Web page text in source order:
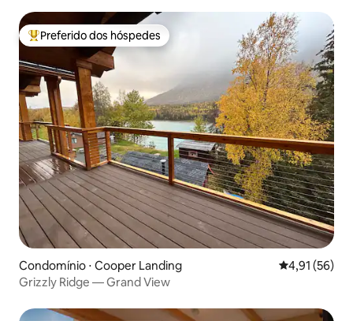
Entre os melhores preferidos dos hóspedes
Preferido dos hóspedes
Condomínio ⋅ Cooper Landing 4,91 de uma
4,91 (56)
Grizzly Ridge — Grand View